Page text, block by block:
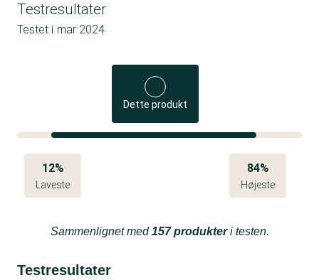
Testresultater
Testet i mar 2024
Dette produkt
12%
Laveste
84%
Højeste
Sammenlignet med157 produkteri testen.
Testresultater